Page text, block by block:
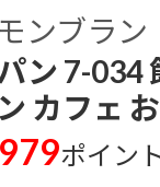
ンブラン
ン 7-034
カフェ
ポイン